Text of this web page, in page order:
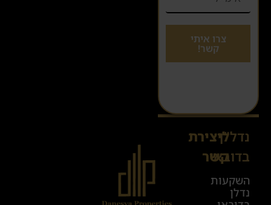
צרו איתי
קשר!
נדל"ן
בדובאי
השקעות
נדלן
ליצירת
קשר
א׳-ה׳
Sales@danesya.co.il